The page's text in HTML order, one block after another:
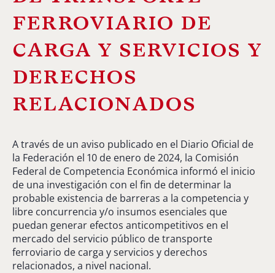
ferroviario de
carga y servicios y
derechos
relacionados
A través de un aviso publicado en el Diario Oficial de
la Federación el 10 de enero de 2024, la Comisión
Federal de Competencia Económica informó el inicio
de una investigación con el fin de determinar la
probable existencia de barreras a la competencia y
libre concurrencia y/o insumos esenciales que
puedan generar efectos anticompetitivos en el
mercado del servicio público de transporte
ferroviario de carga y servicios y derechos
relacionados, a nivel nacional.